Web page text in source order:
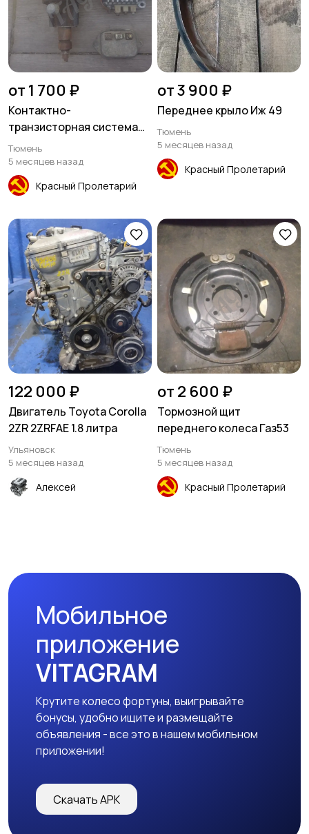
от 1 700 ₽
Контактно-
транзисторная система
зажигания Газ 53, Газ
66,Паз, Кавз
Тюмень
5 месяцев назад
Красный Пролетарий
от 3 900 ₽
Переднее крыло Иж 49
Тюмень
5 месяцев назад
Красный Пролетарий
122 000 ₽
Двигатель Toyota Corolla
2ZR 2ZRFAE 1.8 литра
Ульяновск
5 месяцев назад
Алексей
от 2 600 ₽
Тормозной щит
переднего колеса Газ53
Тюмень
5 месяцев назад
Красный Пролетарий
Мобильное
приложение
VITAGRAM
Крутите колесо фортуны, выигрывайте
бонусы, удобно ищите и размещайте
объявления - все это в нашем мобильном
приложении!
Скачать APK